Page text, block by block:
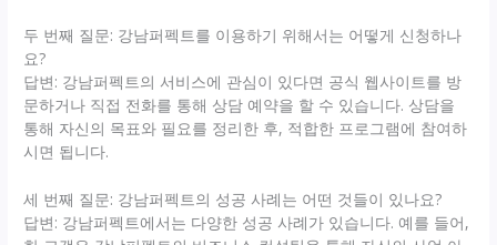
두 번째 질문: 강남퍼펙트를 이용하기 위해서는 어떻게 신청하나
요?
답변: 강남퍼펙트의 서비스에 관심이 있다면 공식 웹사이트를 방
문하거나 직접 전화를 통해 상담 예약을 할 수 있습니다. 상담을
통해 자신의 목표와 필요를 정리한 후, 적합한 프로그램에 참여하
시면 됩니다.
세 번째 질문: 강남퍼펙트의 성공 사례는 어떤 것들이 있나요?
답변: 강남퍼펙트에서는 다양한 성공 사례가 있습니다. 예를 들어,